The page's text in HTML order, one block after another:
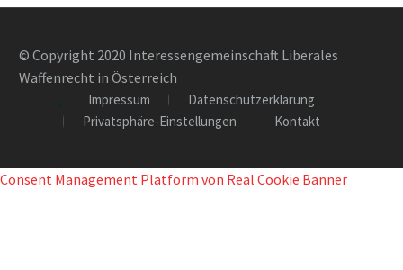
© Copyright 2020 Interessengemeinschaft Liberales
Waffenrecht in Österreich
Impressum
Datenschutzerklärung
Privatsphäre-Einstellungen
Kontakt
Consent Management Platform von Real Cookie Banner